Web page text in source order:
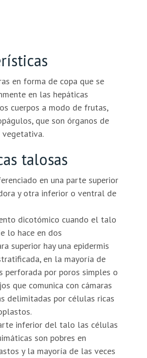
en forma de copa que se
en las hepáticas
cuerpos a modo de frutas,
que son órganos de
vegetativa.
talosas
en una parte superior
y otra inferior o ventral de
dicotómico cuando el talo
lo hace en dos
superior hay una epidermis
en la mayoría de
perforada por poros simples o
que comunica con cámaras
delimitadas por células ricas
inferior del talo las células
son pobres en
y la mayoría de las veces